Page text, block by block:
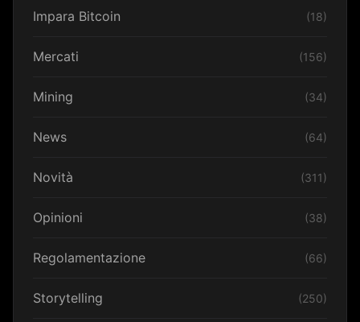
Impara Bitcoin (18)
Mercati (156)
Mining (34)
News (64)
Novità (311)
Opinioni (38)
Regolamentazione (66)
Storytelling (250)